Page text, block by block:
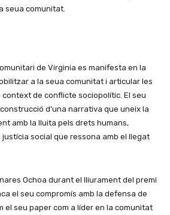
seua comunitat.
de Virginia es manifesta en la
a la seua comunitat i articular les
de conflicte sociopolític. El seu
d’una narrativa que uneix la
amb la lluita pels drets humans,
social que ressona amb el llegat
Ochoa durant el lliurament del premi
el seu compromís amb la defensa de
el seu paper com a líder en la comunitat